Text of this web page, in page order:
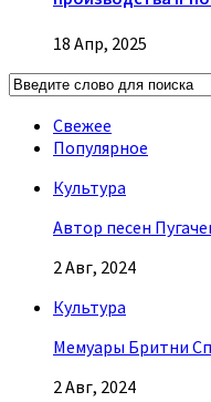
18 Апр, 2025
Свежее
Популярное
Культура
Автор песен
2 Авг, 2024
Культура
Мемуары Бритни
2 Авг, 2024